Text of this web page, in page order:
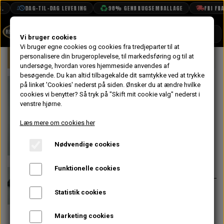
DAG-TIL-DAG LEVERING 98% GENBRUGSEMBALLAGE FRI
BOOK TID
PROJEKTER
TEKNISK DATA
VANDPOLERING
Forside Mini Eksteriør Visker & Vasker
Beslag til
Pumpe, Mk2
108,00 kr.
Varenummer: GWW102BRACKET
Beslag til montering af sprinkler
Vi bruger cookies
Vi bruger egne cookies og cookies fra tredjeparter til at
personalisere din brugeroplevelse, til markedsføring og til at
undersøge, hvordan vores hjemmeside anvendes af
besøgende. Du kan altid tilbagekalde dit samtykke ved at trykke
på linket 'Cookies' nederst på siden. Ønsker du at ændre hvilke
cookies vi benytter? Så tryk på "Skift mit cookie valg" nederst i
venstre hjørne.
Læs mere om cookies her
Nødvendige cookies
Funktionelle cookies
Statistik cookies
Marketing cookies